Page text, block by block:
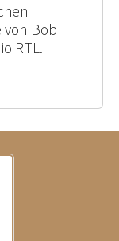
von Bob
RTL.